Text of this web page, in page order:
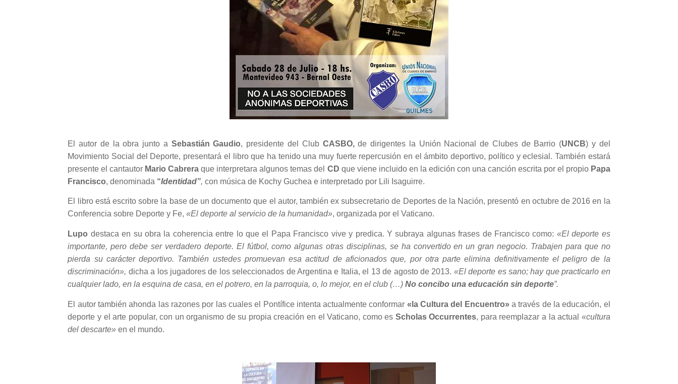
El autor de la obra junto a Sebastián Gaudio, presidente del Club CASBO,de dirigentes la Unión Nacional de Clubes de Barrio (UNCB) y del
Movimiento Social del Deporte, presentará el libro que ha tenido una muy fuerte repercusión en el ámbito deportivo, político y eclesial. También estará
presente el cantautor Mario Cabrera que interpretara algunos temas del CD que viene incluido en la edición con una canción escrita por el propio Papa
Francisco,denominada “Identidad”, con música de Kochy Guchea e interpretado por Lili Isaguirre.
El libro está escrito sobre la base de un documento que el autor, también ex subsecretario de Deportes de la Nación, presentó en octubre de 2016 en la
Conferencia sobre Deporte y Fe,«El deporte al servicio de la humanidad», organizada por el Vaticano.
Lupo destaca en su obra la coherencia entre lo que el Papa Francisco vive y predica. Y subraya algunas frases de Francisco como: «El deporte es
importante, pero debe ser verdadero deporte. El fútbol, como algunas otras disciplinas, se ha convertido en un gran negocio. Trabajen para que no
pierda su carácter deportivo. También ustedes promuevan esa actitud de aficionados que, por otra parte elimina definitivamente el peligro de la
discriminación», dicha a los jugadores de los seleccionados de Argentina e Italia, el 13 de agosto de 2013. «El deporte es sano; hay que practicarlo en
cualquier lado, en la esquina de casa, en el potrero, en la parroquia, o, lo mejor, en el club (…)No concibo una educación sin deporte”.
El autor también ahonda las razones por las cuales el Pontífice intenta actualmente conformar «la Cultura del Encuentro»a través de la educación, el
deporte y el arte popular, con un organismo de su propia creación en el Vaticano, como es Scholas Occurrentes, para reemplazar a la actual «cultura
del descarte» en el mundo.